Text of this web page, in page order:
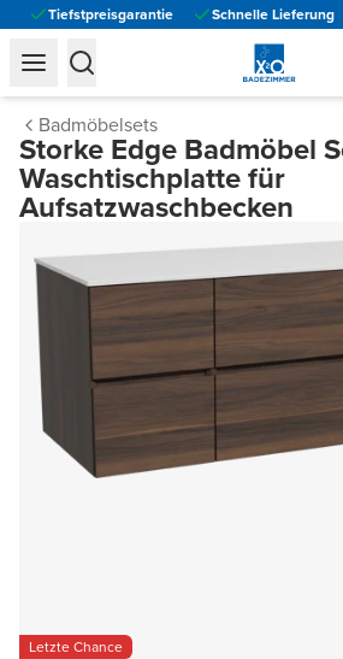
Tiefstpreisgarantie Schnelle Lieferung
general.navigation.toggle_menu.label
Badmöbelsets
Storke Edge Badmöbel
Waschtischplatte für
Aufsatzwaschbecken
Letzte Chance